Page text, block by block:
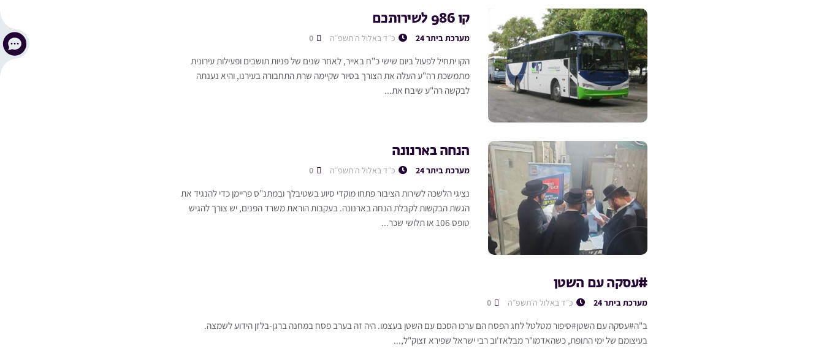
קו 986 לשירותכם
מערכת ביתר 24 כ״ד באלול ה׳תשפ״ה
הקו יתחיל לפעול ביום שישי כ"ח באייר, לאחר שנים של פניות תושבים ופעילות עירונית
מתמשכת רה"ע העלה את הצורך בסיור שקיימה שרת התחבורה בעירנו, והיא נענתה
לבקשה רה"ע שיבח את...
הנחה בארנונה
מערכת ביתר 24 כ״ד באלול ה׳תשפ״ה
נציגי הלשכה לשירות הציבור פתחו מוקדי סיוע בשטיבלך ובמתנ"ס פריימן כדי להנגיד את
הגשת הבקשות לקבלת הנחה בארנונה. בעקבות הוראת משרד הפנים, יש צורך להגיש
טופס 106 או תלושי שכר...
#עסקה עם השטן
מערכת ביתר 24 כ״ד באלול ה׳תשפ״ה
ב"ה#עסקה עם השטן#סיפור מטלטל לחג הפסח הם ערכו הסכם עם השטן בעצמו. היה זה בערב פסח במחנה ברגן-בלזן הידוע לשמצה.
בעיצומם של ימי התופת, כשהאדמו"ר מבלאז'וב רבי ישראל שפירא זצוק"ל,...